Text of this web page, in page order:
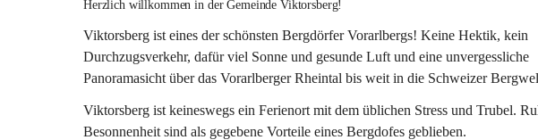
Herzlich willkommen in der Gemeinde Viktorsberg!
Viktorsberg ist eines der schönsten Bergdörfer Vorarlbergs! Keine Hektik, kein
Durchzugsverkehr, dafür viel Sonne und gesunde Luft und eine unvergessliche
Panoramasicht über das Vorarlberger Rheintal bis weit in die Schweizer
Viktorsberg ist keineswegs ein Ferienort mit dem üblichen Stress und Trubel.
Besonnenheit sind als gegebene Vorteile eines Bergdofes geblieben.